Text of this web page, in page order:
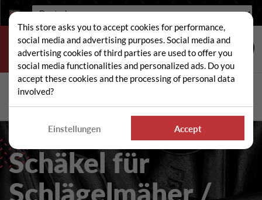
Sprache:
Suche
Schäkel für
Schlägelmäher /
This store asks you to accept cookies for performance,
social media and advertising purposes. Social media and
advertising cookies of third parties are used to offer you
social media functionalities and personalized ads. Do you
accept these cookies and the processing of personal data
involved?
Einstellungen Accept